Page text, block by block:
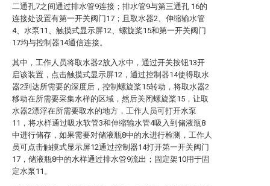
二通孔7之间通过排水管9连接；排水管9与第三通孔 16的
连接处设置有第一开关阀门17；且取水器2、伸缩输水管
4、水泵11、触摸式显示屏12、螺旋桨15和第一开关阀门
17均与控制器14通信连接。
其中，工作人员将取水器2放入水中，通过开关按钮13开
启该装置，点击触摸式显示屏12，通过控制器14使得取水
器2到达所需要的深度后，控制螺旋桨15转动，将取水器2
移动在所需要采集水样的区域，然后关闭螺旋桨15，让取
水器2漂浮在所需要取水的地方，工作人员可打开水泵
11，将水样通过吸水软管3和伸缩输水管4吸入到储液瓶8
中进行储存，如果需要对储液瓶8中的水进行检测，工作人
员可点击触摸式显示屏12通过控制器14打开第一开关阀门
17，储液瓶8中的水样通过排水管9流出；固定架10用于固
定水泵11。